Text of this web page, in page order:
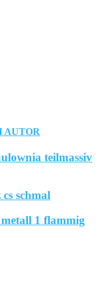
AUTOR
teilmassiv
schmal
1 flammig